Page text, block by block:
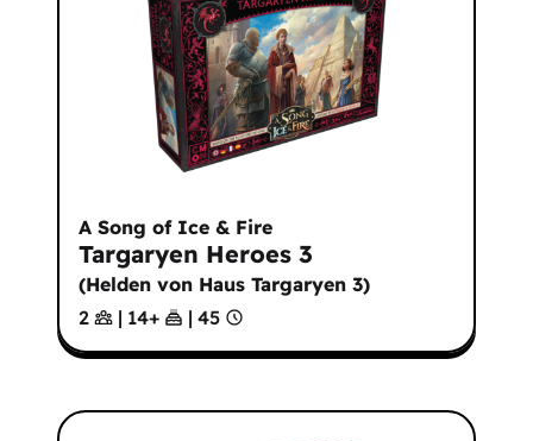
A Song of Ice & Fire
Targaryen Heroes 3
(Helden von Haus Targaryen 3)
2
| 14+ | 45